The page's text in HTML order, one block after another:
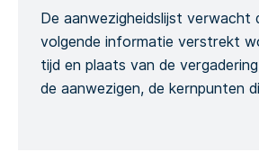
De aanwezigheidslijst verwacht
volgende informatie verstrekt
tijd en plaats van de
de aanwezigen, de kernpunten